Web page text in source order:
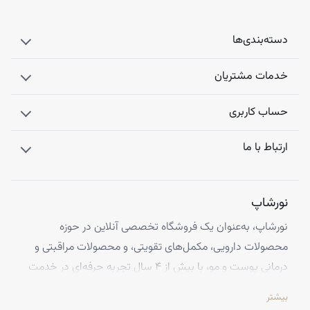
دسته‌بندی‌ها
خدمات مشتریان
حساب کاربری
ارتباط با ما
نورشاپ
نورشاپ، به‌عنوان یک فروشگاه تخصصی آنلاین در حوزه
محصولات دارویی، مکمل‌های تقویتی، و محصولات مراقبتی و
درمانی پوست و مو، با بیش از ۴ سال تجربه حرفه‌ای در خدمت
بیشتر